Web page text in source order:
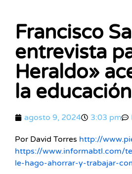
Francisco
entrevista
Heraldo»
la
agosto 9, 2024 3:03 pm
Por David Torres http://
https://www.informabtl.com/
le-hago-ahorrar-y-trabajar-